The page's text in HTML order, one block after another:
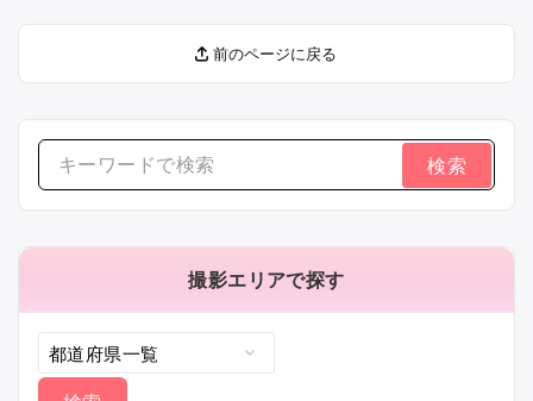
前のページに戻る
撮影エリアで探す